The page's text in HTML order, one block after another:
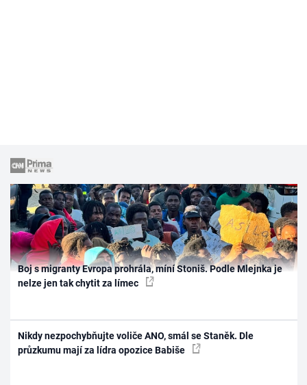
Boj s migranty Evropa prohrála, míní Stoniš. Podle Mlejnka je
nelze jen tak chytit za límec
Nikdy nezpochybňujte voliče ANO, smál se Staněk. Dle
průzkumu mají za lídra opozice Babiše